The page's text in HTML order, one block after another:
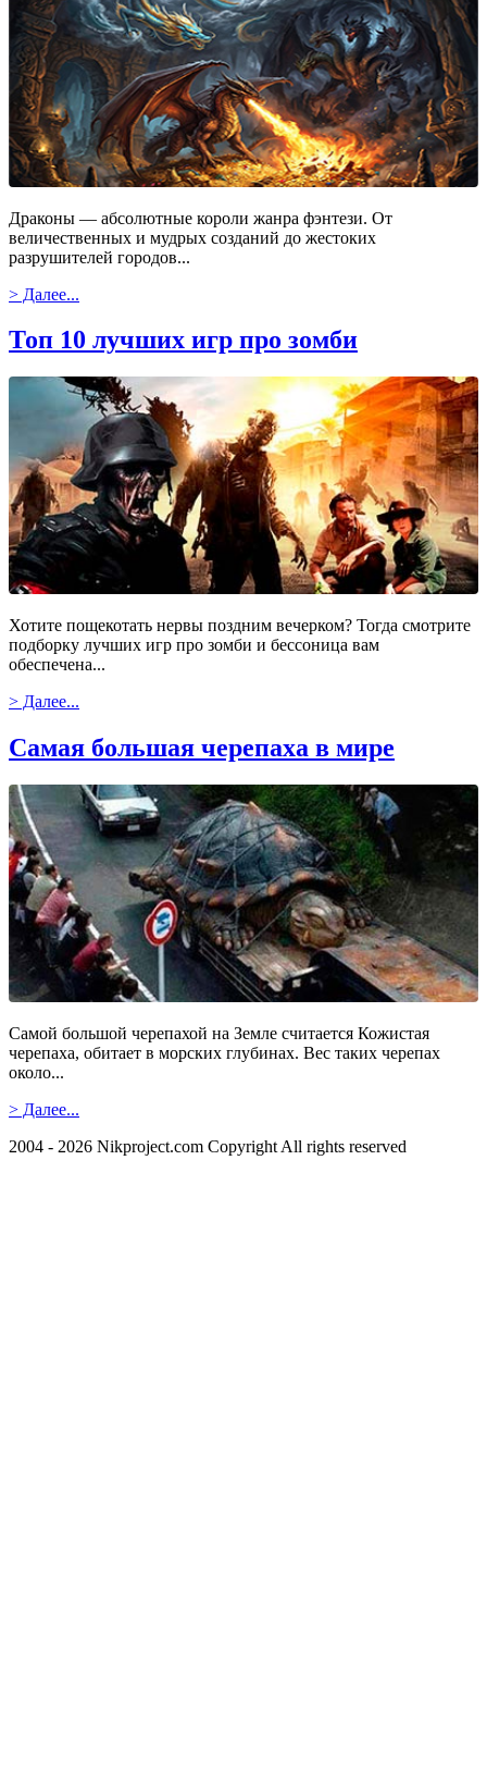
Драконы — абсолютные короли жанра фэнтези. От
величественных и мудрых созданий до жестоких
разрушителей городов...
> Далее...
Топ 10 лучших игр про зомби
Хотите пощекотать нервы поздним вечерком? Тогда смотрите
подборку лучших игр про зомби и бессоница вам
обеспечена...
> Далее...
Самая большая черепаха в мире
Самой большой черепахой на Земле считается Кожистая
черепаха, обитает в морских глубинах. Вес таких черепах
около...
> Далее...
2004 - 2026 Nikproject.com Copyright All rights reserved